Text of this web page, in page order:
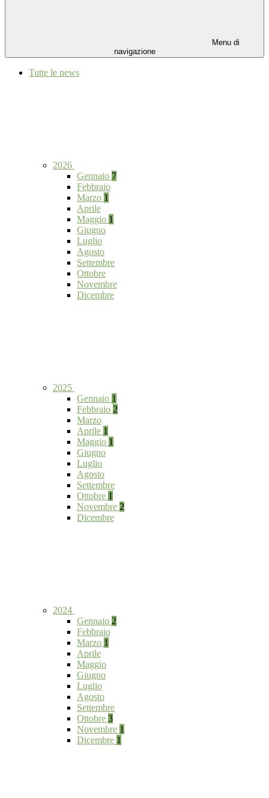
Menu di
navigazione
Tutte le news
2026
Gennaio 7
Febbraio
Marzo 1
Aprile
Maggio 1
Giugno
Luglio
Agosto
Settembre
Ottobre
Novembre
Dicembre
2025
Gennaio 1
Febbraio 2
Marzo
Aprile 1
Maggio 1
Giugno
Luglio
Agosto
Settembre
Ottobre 1
Novembre 2
Dicembre
2024
Gennaio 2
Febbraio
Marzo 1
Aprile
Maggio
Giugno
Luglio
Agosto
Settembre
Ottobre 3
Novembre 1
Dicembre 1